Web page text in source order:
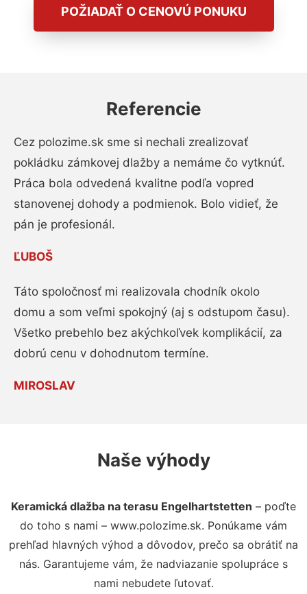
POŽIADAŤ O CENOVÚ PONUKU
Referencie
Cez polozime.sk sme si nechali zrealizovať
pokládku zámkovej dlažby a nemáme čo vytknúť.
Práca bola odvedená kvalitne podľa vopred
stanovenej dohody a podmienok. Bolo vidieť, že
pán je profesionál.
ĽUBOŠ
Táto spoločnosť mi realizovala chodník okolo
domu a som veľmi spokojný (aj s odstupom času).
Všetko prebehlo bez akýchkoľvek komplikácií, za
dobrú cenu v dohodnutom termíne.
MIROSLAV
Naše výhody
Keramická dlažba na terasu Engelhartstetten – poďte
do toho s nami – www.polozime.sk. Ponúkame vám
prehľad hlavných výhod a dôvodov, prečo sa obrátiť na
nás. Garantujeme vám, že nadviazanie spolupráce s
nami nebudete ľutovať.